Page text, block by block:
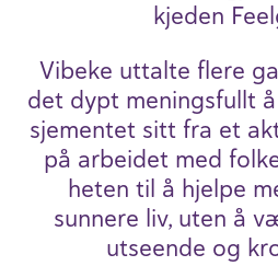
kjeden
Vibeke uttalte flere
det dypt menings­fullt
sje­mentet sitt fra et
på arbeidet med
heten til å hjelpe
sunnere liv, uten å
utse­ende og